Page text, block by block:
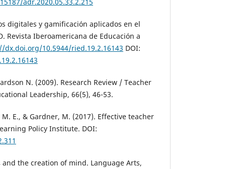
digitales y gamificación aplicados en el
Revista Iberoamericana de Educación a
dx.doi.org/10.5944/ried.19.2.16143 DOI:
N. (2009). Research Review / Teacher
Leadership, 66(5), 46-53.
E., & Gardner, M. (2017). Effective teacher
Policy Institute. DOI:
and the creation of mind. Language Arts,